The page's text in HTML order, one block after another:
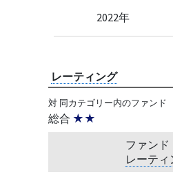
2022年
レーティング
対 同カテゴリー内のファンド
総合 ★★
ファンド
レーティ